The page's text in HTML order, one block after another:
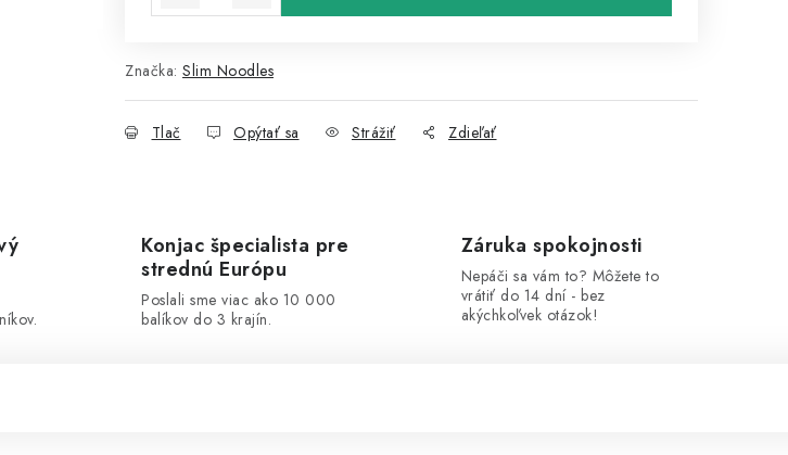
Značka: Slim Noodles
Tlač Opýtať sa Strážiť Zdieľať
Konjac špecialista pre
strednú Európu
Poslali sme viac ako 10 000
balíkov do 3 krajín.
Záruka spokojnosti
Nepáči sa vám to? Môžete to
vrátiť do 14 dní - bez
akýchkoľvek otázok!